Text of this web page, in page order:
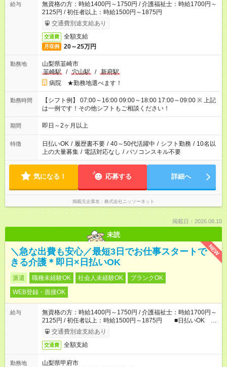
給与
無資格の方：時給1400円～1750円 / 介護福祉士：時給1700円～
2125円 / 初任者以上：時給1500円～1875円
交通費別途支給あり
交通費 全額支給
月収例 20～25万円
勤務地
山梨県韮崎市
韮崎駅
/ 穴山駅 / 新府駅
病院 ★勤務地選べます！
勤務時間
【シフト例】 07:00～16:00 09:00～18:00 17:00～09:00 ※ 上記
は一例です！その他シフトもご相談ください！
期間 即日～2ヶ月以上
特徴 日払いOK / 履歴書不要 / 40～50代活躍中 / シフト勤務 / 10名以
上の大量募集 / 電話対応なし / パソコンスキル不要
気になる！ 応募する 詳細へ
掲載元企業名 株式会社ニッソーネット
掲載日：2026.08.10
未読
NEW
＼急な出費も安心／最短3日でお仕事スタートで
きる介護＊即日×日払いOK
派遣 職種未経験OK 社会人未経験OK
ブランクOK
WEB登録・面接OK
給与
無資格の方：時給1400円～1750円 / 介護福祉士：時給1700円～
2125円 / 初任者以上：時給1500円～1875円 ■日払いOK ■
日収例：1万1200円（時給1400円×8h）
交通費別途支給あり
交通費 全額支給
勤務地
山梨県甲府市